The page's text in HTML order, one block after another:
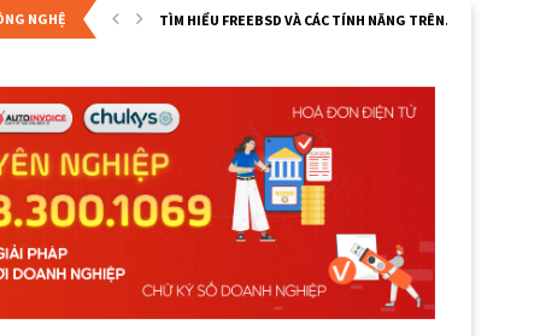
NGHỆ CẢNH BÁO VỀ LỖ HỔNG BẢO MẬT ZERO-DAY...